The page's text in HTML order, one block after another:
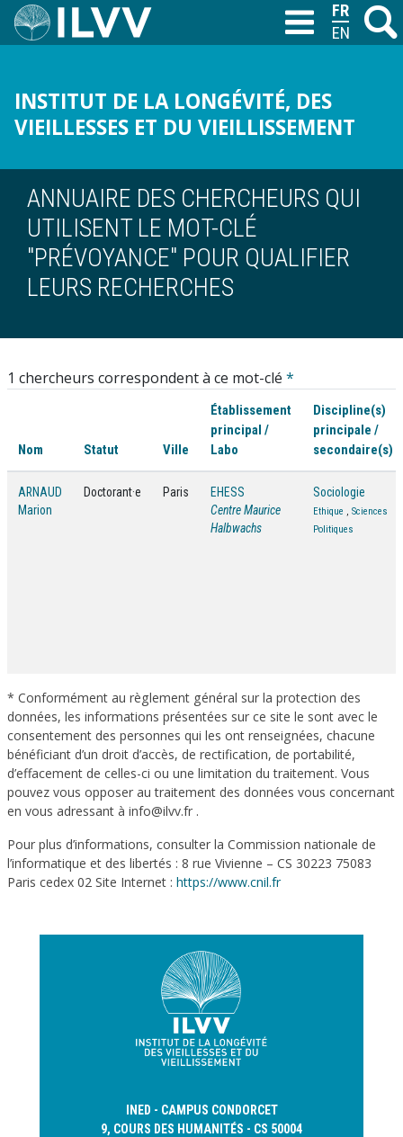
Aller
au
M
INSTITUT DE LA LONGÉVITÉ, DES
VIEILLESSES ET DU VIEILLISSEMENT
T
ANNUAIRE DES CHERCHEURS QUI
UTILISENT LE MOT-CLÉ
"PRÉVOYANCE" POUR QUALIFIER
LEURS RECHERCHES
1 chercheurs correspondent à ce mot-clé *
Nom Statut Ville
Établissement
principal /
Labo
Discipline(s)
principale /
secondaire(s)
ARNAUD
Marion
Doctorant·e Paris
EHESS
Centre Maurice
Halbwachs
Sociologie
Ethique , Sciences
Politiques
* Conformément au règlement général sur la protection des
données, les informations présentées sur ce site le sont avec le
consentement des personnes qui les ont renseignées, chacune
bénéficiant d’un droit d’accès, de rectification, de portabilité,
d’effacement de celles-ci ou une limitation du traitement. Vous
pouvez vous opposer au traitement des données vous concernant
en vous adressant à info@ilvv.fr .
Pour plus d’informations, consulter la Commission nationale de
l’informatique et des libertés : 8 rue Vivienne – CS 30223 75083
Paris cedex 02 Site Internet : https://www.cnil.fr
INED - CAMPUS CONDORCET
9, COURS DES HUMANITÉS - CS 50004
FRANÇAIS
ENGLISH